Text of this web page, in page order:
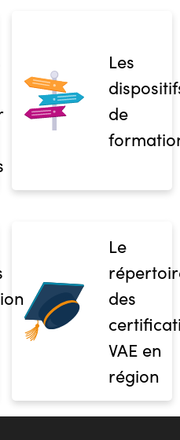
Les
de
Le
des
VAE en
région